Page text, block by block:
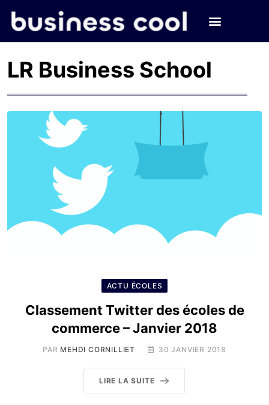
LR Business School
ACTU ÉCOLES
Classement Twitter des écoles de
commerce – Janvier 2018
PAR MEHDI CORNILLIET 30 JANVIER 2018
LIRE LA SUITE